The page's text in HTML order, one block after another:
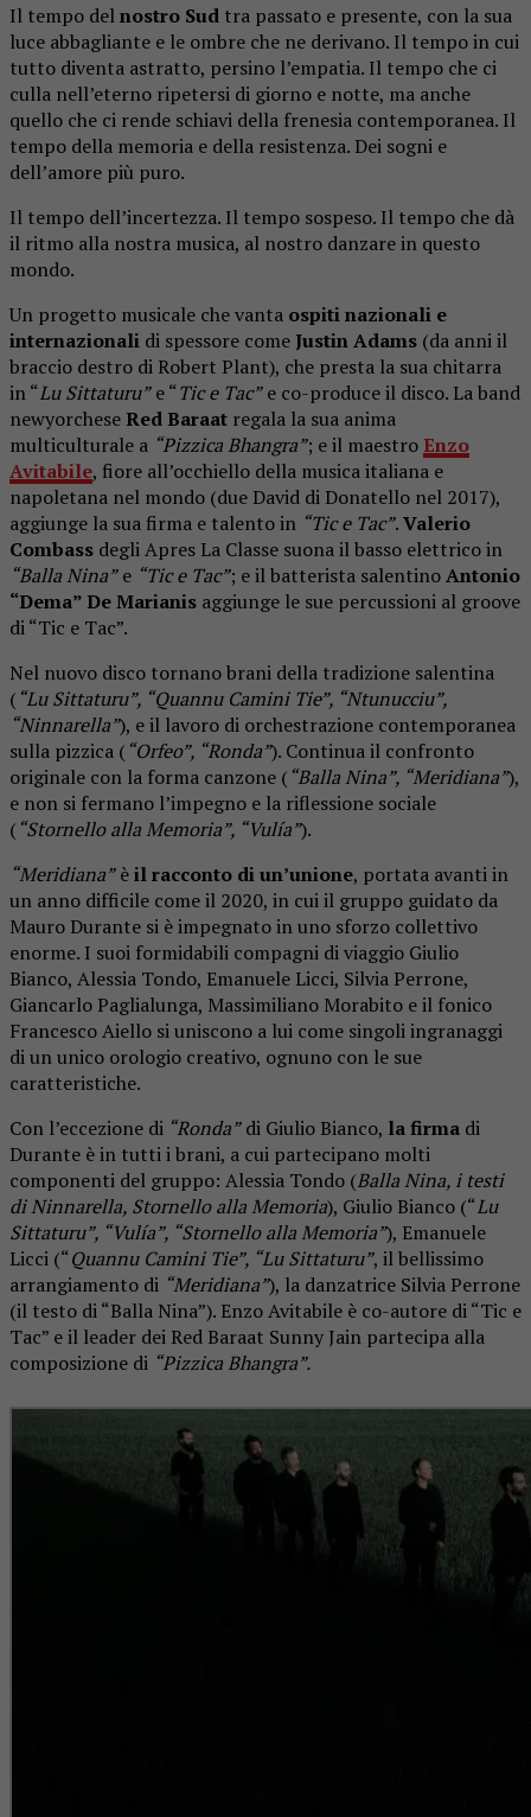
Il tempo delnostro Sud tra passato e presente, con la sua
luce abbagliante e le ombre che ne derivano. Il tempo in cui
tutto diventa astratto, persino l’empatia. Il tempo che ci
culla nell’eterno ripetersi di giorno e notte, ma anche
quello che ci rende schiavi della frenesia contemporanea. Il
tempo della memoria e della resistenza. Dei sogni e
dell’amore più puro.
Il tempo dell’incertezza. Il tempo sospeso. Il tempo che dà
il ritmo alla nostra musica, al nostro danzare in questo
mondo.
Un progetto musicale che vanta ospiti nazionali e
internazionali di spessore come Justin Adams (da anni il
braccio destro di Robert Plant), che presta la sua chitarra
in “Lu Sittaturu”e “Tic e Tac”e co-produce il disco. La band
newyorchese Red Baraat regala la sua anima
multiculturale a “Pizzica Bhangra”; e il maestro Enzo
Avitabile, fiore all’occhiello della musica italiana e
napoletana nel mondo (due David di Donatello nel 2017),
aggiunge la sua firma e talento in “Tic e Tac”.Valerio
Combass degli Apres La Classe suona il basso elettrico in
“Balla Nina”e “Tic e Tac”; e il batterista salentinoAntonio
“Dema” De Marianis aggiunge le sue percussioni al groove
di “Tic e Tac”.
Nel nuovo disco tornano brani della tradizione salentina
( “Lu Sittaturu”, “Quannu Camini Tie”, “Ntunucciu”,
“Ninnarella”), e il lavoro di orchestrazione contemporanea
sulla pizzica ( “Orfeo”, “Ronda”). Continua il confronto
originale con la forma canzone ( “Balla Nina”, “Meridiana”),
e non si fermano l’impegno e la riflessione sociale
( “Stornello alla Memoria”, “Vulía”).
“Meridiana”èil racconto di un’unione, portata avanti in
un anno difficile come il 2020, in cui il gruppo guidato da
Mauro Durante si è impegnato in uno sforzo collettivo
enorme. I suoi formidabili compagni di viaggio Giulio
Bianco, Alessia Tondo, Emanuele Licci, Silvia Perrone,
Giancarlo Paglialunga, Massimiliano Morabito e il fonico
Francesco Aiello si uniscono a lui come singoli ingranaggi
di un unico orologio creativo, ognuno con le sue
caratteristiche.
Con l’eccezione di “Ronda”di Giulio Bianco, la firma di
Durante è in tutti i brani, a cui partecipano molti
componenti del gruppo: Alessia Tondo (Balla Nina, i testi
di Ninnarella, Stornello alla Memoria), Giulio Bianco (“Lu
Sittaturu”, “Vulía”, “Stornello alla Memoria”), Emanuele
Licci (“Quannu Camini Tie”, “Lu Sittaturu”, il bellissimo
arrangiamento di “Meridiana”), la danzatrice Silvia Perrone
(il testo di “Balla Nina”). Enzo Avitabile è co-autore di “Tic e
Tac” e il leader dei Red Baraat Sunny Jain partecipa alla
composizione di “Pizzica Bhangra”.